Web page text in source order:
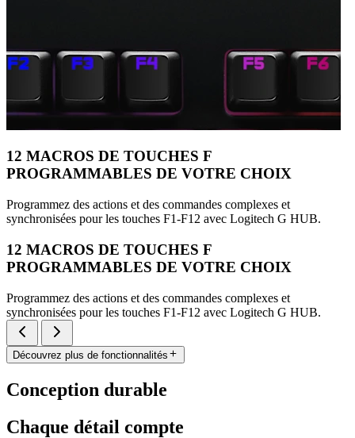
12 MACROS DE TOUCHES F
PROGRAMMABLES DE VOTRE CHOIX
Programmez des actions et des commandes complexes et
synchronisées pour les touches F1-F12 avec Logitech G HUB.
12 MACROS DE TOUCHES F
PROGRAMMABLES DE VOTRE CHOIX
Programmez des actions et des commandes complexes et
synchronisées pour les touches F1-F12 avec Logitech G HUB.
Découvrez plus de fonctionnalités
Conception durable
Chaque détail compte